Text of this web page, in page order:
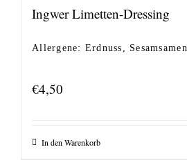
Ingwer Limetten-Dressing
Allergene: Erdnuss, Sesamsamen
€4,50
In den Warenkorb